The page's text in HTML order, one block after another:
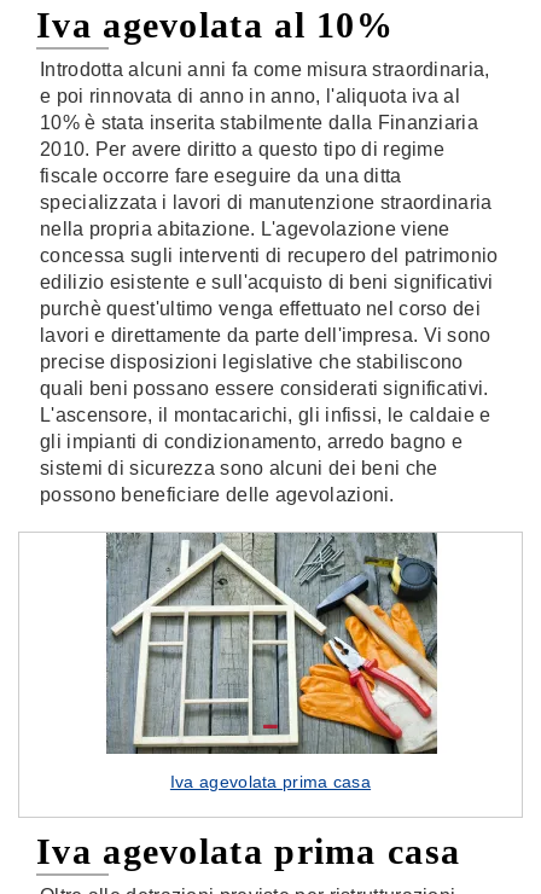
Iva agevolata al 10%
Introdotta alcuni anni fa come misura straordinaria,
e poi rinnovata di anno in anno, l'aliquota iva al
10% è stata inserita stabilmente dalla Finanziaria
2010. Per avere diritto a questo tipo di regime
fiscale occorre fare eseguire da una ditta
specializzata i lavori di manutenzione straordinaria
nella propria abitazione. L'agevolazione viene
concessa sugli interventi di recupero del patrimonio
edilizio esistente e sull'acquisto di beni significativi
purchè quest'ultimo venga effettuato nel corso dei
lavori e direttamente da parte dell'impresa. Vi sono
precise disposizioni legislative che stabiliscono
quali beni possano essere considerati significativi.
L'ascensore, il montacarichi, gli infissi, le caldaie e
gli impianti di condizionamento, arredo bagno e
sistemi di sicurezza sono alcuni dei beni che
possono beneficiare delle agevolazioni.
Iva agevolata prima casa
Iva agevolata prima casa